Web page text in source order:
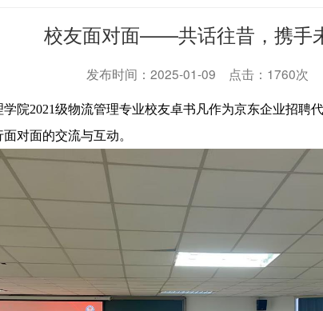
校友面对面——共话往昔，携手
发布时间：2025-01-09 点击：1760次
学院2021级物流管理专业校友卓书凡作为京东企业招聘
对面的交流与互动。